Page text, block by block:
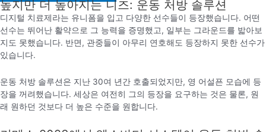
높지만 더 높아지는 니즈: 운동 처방 솔루션
디지털 치료제라는 유니폼을 입고 다양한 선수들이 등장했습니다. 어떤
선수는 뛰어난 활약으로 그 능력을 증명했고, 일부는 그라운드를 밟아보
지도 못했습니다. 반면, 관중들이 아무리 연호해도 등장하지 못한 선수가
있습니다.
운동 처방 솔루션은 지난 30여 년간 호출되었지만, 영 어설픈 모습에 등
장을 꺼려했습니다. 세상은 여전히 그의 등장을 요구하는 것은 물론, 원
래 원하던 것보다 더 높은 수준을 원합니다.